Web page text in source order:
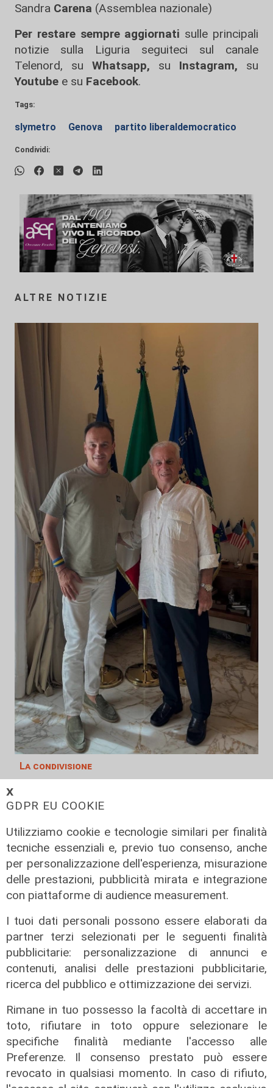
𝗫
GDPR EU COOKIE
Utilizziamo cookie e tecnologie similari per finalità
tecniche essenziali e, previo tuo consenso, anche
per personalizzazione dell'esperienza, misurazione
delle prestazioni, pubblicità mirata e integrazione
con piattaforme di audience measurement.
I tuoi dati personali possono essere elaborati da
partner terzi selezionati per le seguenti finalità
pubblicitarie: personalizzazione di annunci e
contenuti, analisi delle prestazioni pubblicitarie,
ricerca del pubblico e ottimizzazione dei servizi.
Rimane in tuo possesso la facoltà di accettare in
toto, rifiutare in toto oppure selezionare le
specifiche finalità mediante l'accesso alle
Preferenze. Il consenso prestato può essere
revocato in qualsiasi momento. In caso di rifiuto,
Sandra Carena (Assemblea nazionale)
Per restare sempre aggiornati sulle principali
notizie sulla Liguria seguiteci sul canale
Telenord, su
Whatsapp, su Instagram, su
Youtube e su Facebook.
Tags:
slymetro Genova partito liberaldemocratico
Condividi:
ALTRE NOTIZIE
La condivisione
«Strategia Comune tra i nostri
08/08/2026
di Gilberto Volpara
L'esclusiva
Sanna (PD) a Telenord: "Sulle grandi
opere servono chiarezza, coperture
e tempi certi"
08/08/2026